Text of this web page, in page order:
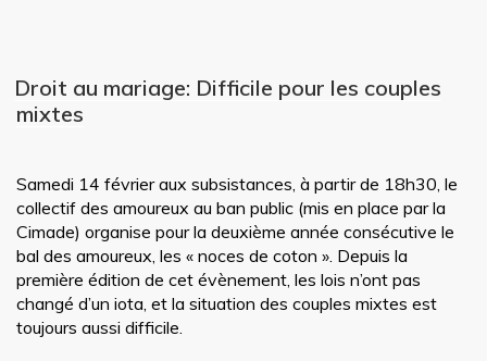
Droit au mariage: Difficile pour les couples
mixtes
Samedi 14 février aux subsistances, à partir de 18h30, le
collectif des amoureux au ban public (mis en place par la
Cimade) organise pour la deuxième année consécutive le
bal des amoureux, les « noces de coton ». Depuis la
première édition de cet évènement, les lois n’ont pas
changé d’un iota, et la situation des couples mixtes est
toujours aussi difficile.